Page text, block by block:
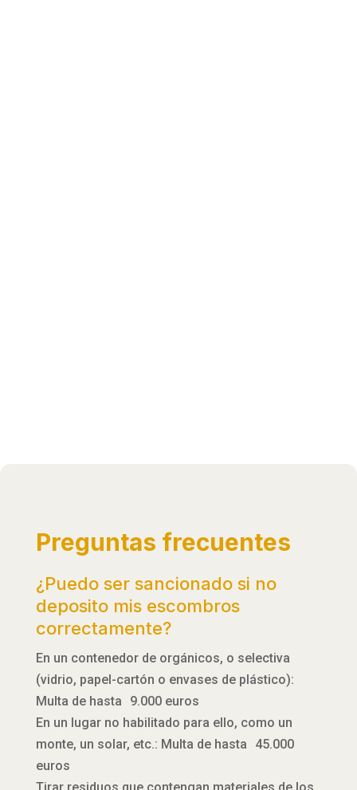
Preguntas frecuentes
¿Puedo ser sancionado si no
deposito mis escombros
correctamente?
En un contenedor de orgánicos, o selectiva
(vidrio, papel-cartón o envases de plástico):
Multa de hasta 9.000 euros
En un lugar no habilitado para ello, como un
monte, un solar, etc.: Multa de hasta 45.000
euros